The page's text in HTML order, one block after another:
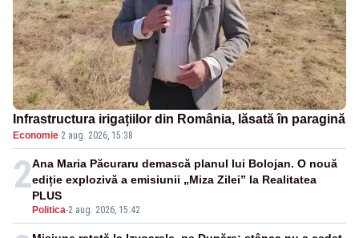
Infrastructura irigațiilor din România, lăsată în paragină
Economie·2 aug. 2026, 15:38
2
Politica-2 aug. 2026, 15:42
Ana Maria Păcuraru demască planul lui Bolojan. O nouă
ediție explozivă a emisiunii „Miza Zilei” la Realitatea
PLUS